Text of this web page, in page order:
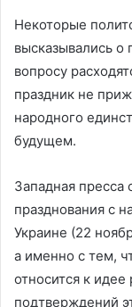
Некоторые
высказывались о
вопросу
праздник не
народного
будущем.
Западная пресса
празднования с
Украине (22
а именно с тем,
относится к
подтверждений